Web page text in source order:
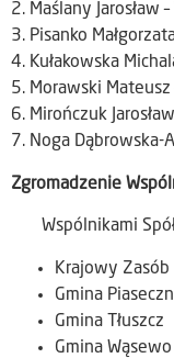
2. Maślany Jarosław
3. Pisanko
4. Kułakowska
5. Morawski Mateusz
6. Mirończuk
7. Noga Dąbrowska-
Zgromadzenie
Wspólnikami
Krajowy
Gmina
Gmina Tłuszcz
Gmina Wąsewo